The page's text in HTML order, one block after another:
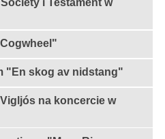
i Testament w
"En skog av nidstang"
na koncercie w